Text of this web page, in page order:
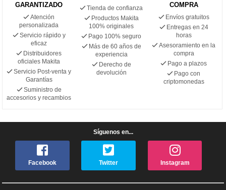
GARANTIZADO
Atención
personalizada
Servicio rápido y
eficaz
Distribuidores
oficiales Makita
Servicio Post-venta y
Garantías
Suministro de
accesorios y recambios
Tienda de confianza
Productos Makita
100% originales
Pago 100% seguro
Más de 60 años de
experiencia
Derecho de
devolución
COMPRA
Envíos gratuitos
Entregas en 24
horas
Asesoramiento en la
compra
Pago a plazos
Pago con
criptomonedas
Síguenos en...
Facebook Twitter Instagram